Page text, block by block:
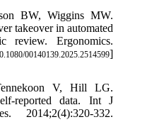
BW, Wiggins MW.
takeover in automated
review. Ergonomics.
00140139.2025.2514599]
V, Hill LG.
reported data. Int J
2014;2(4):320-332.